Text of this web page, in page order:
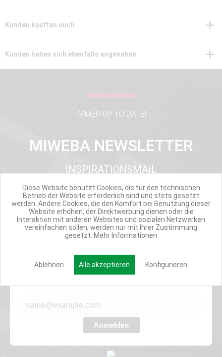
Kunden kauften auch
Kunden haben sich ebenfalls angesehen
IMMER UP TO DATE!
MIWEBA NEWSLETTER
INSPIRATIONSMAIL
TOP INFORMIERT
ANGEBOTE
Verpasse nie wieder exklusive Newsletter-Rabatte und Aktionen
Anmelden
Diese Website benutzt Cookies, die für den technischen
Betrieb der Website erforderlich sind und stets gesetzt
werden. Andere Cookies, die den Komfort bei Benutzung dieser
Website erhöhen, der Direktwerbung dienen oder die
Interaktion mit anderen Websites und sozialen Netzwerken
vereinfachen sollen, werden nur mit Ihrer Zustimmung
gesetzt. Mehr Informationen
Ablehnen Alle akzeptieren Konfigurieren